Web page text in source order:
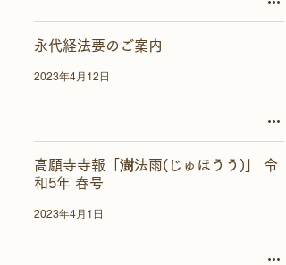
永代経法要のご案内
2023年4月12日
高願寺寺報「澍法雨(じゅほうう)」 令
和5年 春号
2023年4月1日